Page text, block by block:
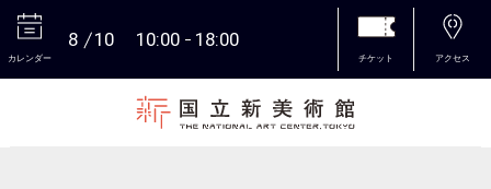
カレンダー
8 10 10:00 18:00
チケット アクセス